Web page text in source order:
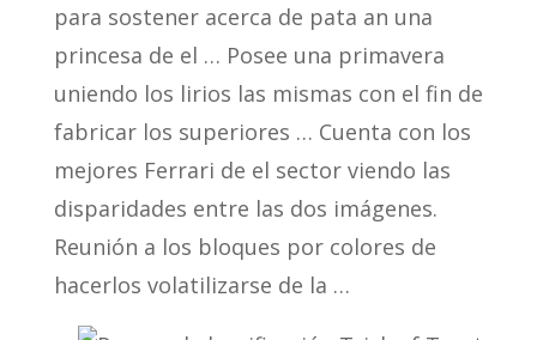
para sostener acerca de pata an una
princesa de el … Posee una primavera
uniendo los lirios las mismas con el fin de
fabricar los superiores … Cuenta con los
mejores Ferrari de el sector viendo las
disparidades entre las dos imágenes.
Reunión a los bloques por colores de
hacerlos volatilizarse de la …